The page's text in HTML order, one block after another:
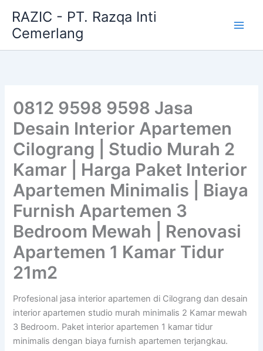
content
RAZIC - PT. Razqa Inti
Cemerlang
0812 9598 9598 Jasa
Desain Interior Apartemen
Cilograng | Studio Murah 2
Kamar | Harga Paket Interior
Apartemen Minimalis | Biaya
Furnish Apartemen 3
Bedroom Mewah | Renovasi
Apartemen 1 Kamar Tidur
21m2
Profesional jasa interior apartemen di Cilograng dan desain
interior apartemen studio murah minimalis 2 Kamar mewah
3 Bedroom. Paket interior apartemen 1 kamar tidur
minimalis dengan biaya furnish apartemen terjangkau.